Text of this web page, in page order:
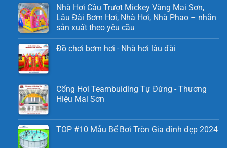
Nhà Hơi Cầu Trượt Mickey Vàng Mai Sơn,
Lâu Đài Bơm Hơi, Nhà Hơi, Nhà Phao – nhắn
sản xuất theo yêu cầu
Đồ chơi bơm hơi - Nhà hơi lâu đài
Cổng Hơi Teambuiding Tự Đứng - Thương
Hiệu Mai Sơn
TOP #10 Mẫu Bể Bơi Tròn Gia đình đẹp 2024